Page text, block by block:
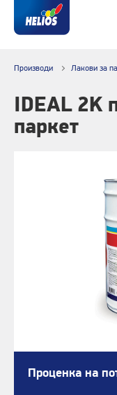
Производи Лакови за
IDEAL 2K
паркет
Проценка на